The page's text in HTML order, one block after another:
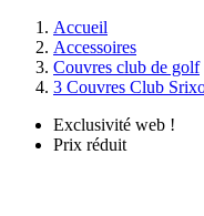
Accueil
Accessoires
Couvres club de golf
3 Couvres Club
Exclusivité web !
Prix réduit